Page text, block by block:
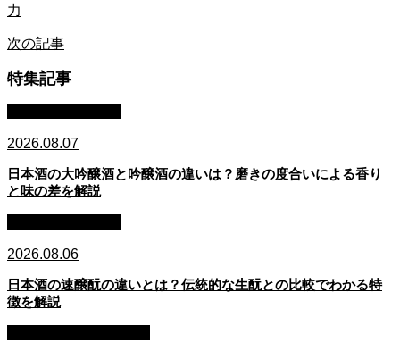
力
次の記事
特集記事
2026.08.07
日本酒の大吟醸酒と吟醸酒の違いは？磨きの度合いによる香り
と味の差を解説
2026.08.06
日本酒の速醸酛の違いとは？伝統的な生酛との比較でわかる特
徴を解説